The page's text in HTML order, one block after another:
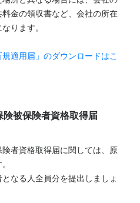
金の領収書など、会社の所在
ります。
規適用届」のダウンロードはこ
被保険者資格取得届
者資格取得届に関しては、原
なる人全員分を提出しましょ